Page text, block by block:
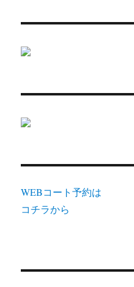
WEBコート予約は
コチラから